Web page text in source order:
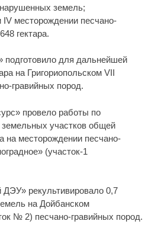
земель;
IV месторождении песчано-
гектара.
для дальнейшей
на Григориопольском VII
гравийных пород.
провело работы по
участков общей
на месторождении песчано-
(участок-1
рекультивировало 0,7
на Дойбанском
№ 2) песчано-гравийных пород.